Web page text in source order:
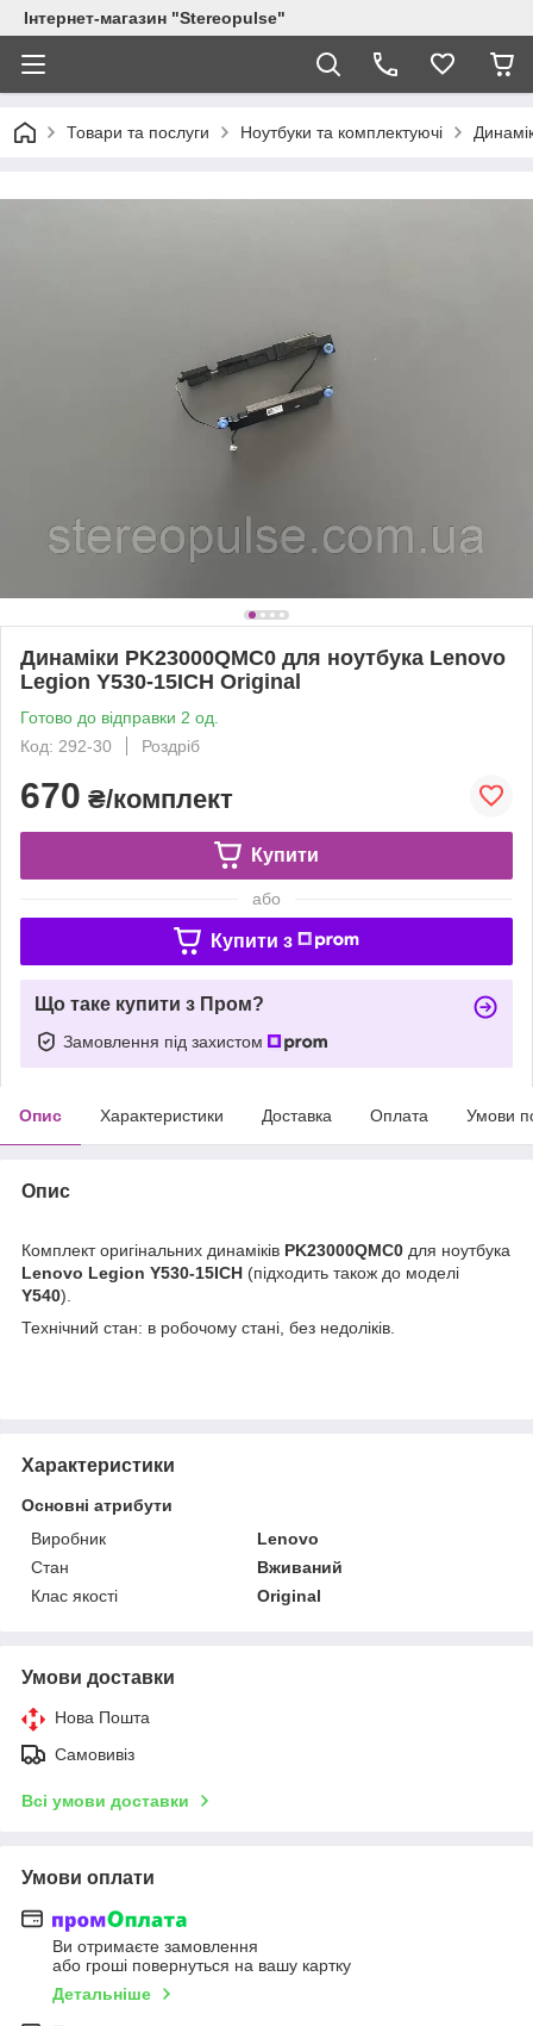
Інтернет-магазин "Stereopulse"
Товари та послуги Ноутбуки та комплектуючі
Динаміки PK23000QMC0 для ноутбука Lenovo
Legion Y530-15ICH Original
Готово до відправки 2 од.
Код: 292-30
Роздріб
670 ₴/комплект
Купити
або
Купити з
Що таке купити з Пром?
Замовлення під захистом
Опис Характеристики Доставка Оплата Умови
Опис
Комплект оригінальних динаміків PK23000QMC0 для ноутбука
Lenovo Legion Y530-15ICH (підходить також до моделі
Y540).
Технічний стан: в робочому стані, без недоліків.
Характеристики
Основні атрибути
Виробник
Lenovo
Стан
Вживаний
Клас якості
Original
Умови доставки
Нова Пошта
Самовивіз
Всі умови доставки
Умови оплати
Ви отримаєте замовлення
або гроші повернуться на вашу картку
Детальніше